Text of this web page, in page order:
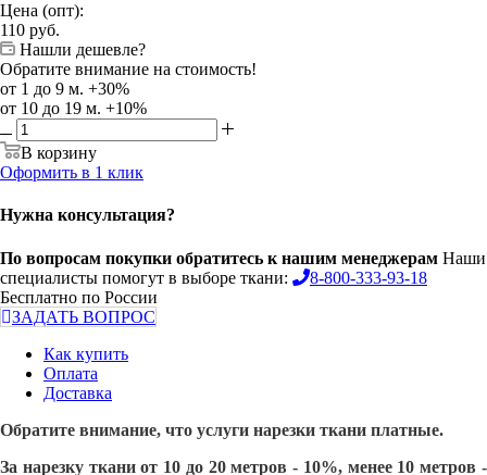
Цена (опт):
110 руб.
Нашли дешевле?
Обратите внимание на стоимость!
от 1 до 9 м. +30%
от 10 до 19 м. +10%
В корзину
Оформить в 1 клик
Нужна консультация?
По вопросам покупки обратитесь к нашим менеджерам Наши
специалисты помогут в выборе ткани:
8-800-333-93-18
Бесплатно по России
ЗАДАТЬ ВОПРОС
Как купить
Оплата
Доставка
Обратите внимание, что услуги нарезки ткани платные.
За нарезку ткани от 10 до 20 метров - 10%, менее 10 метров -